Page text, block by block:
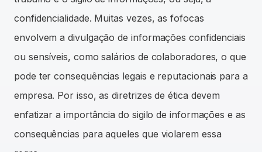
confidencialidade. Muitas vezes, as fofocas
envolvem a divulgação de informações confidenciais
ou sensíveis, como salários de colaboradores, o que
pode ter consequências legais e reputacionais para a
empresa. Por isso, as diretrizes de ética devem
enfatizar a importância do sigilo de informações e as
consequências para aqueles que violarem essa